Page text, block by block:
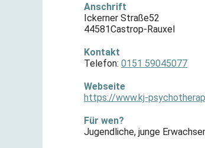
Anschrift
Ickerner Straße52
44581Castrop-Rauxel
Kontakt
Telefon: 0151 59045077
Webseite
https://www.kj-
Für wen?
Jugendliche, junge